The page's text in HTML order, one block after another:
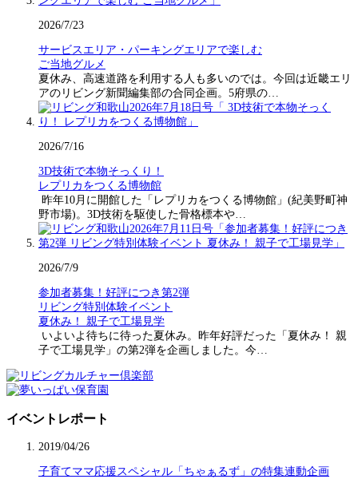
2026/7/23
サービスエリア・パーキングエリアで楽しむ
ご当地グルメ
夏休み、高速道路を利用する人も多いのでは。今回は近畿エリ
アのリビング新聞編集部の合同企画。5府県の…
2026/7/16
3D技術で本物そっくり！
レプリカをつくる博物館
昨年10月に開館した「レプリカをつくる博物館」(紀美野町神
野市場)。3D技術を駆使した骨格標本や…
2026/7/9
参加者募集！好評につき第2弾
リビング特別体験イベント
夏休み！ 親子で工場見学
いよいよ待ちに待った夏休み。昨年好評だった「夏休み！ 親
子で工場見学」の第2弾を企画しました。今…
イベントレポート
2019/04/26
子育てママ応援スペシャル「ちゃぁるず」の特集連動企画